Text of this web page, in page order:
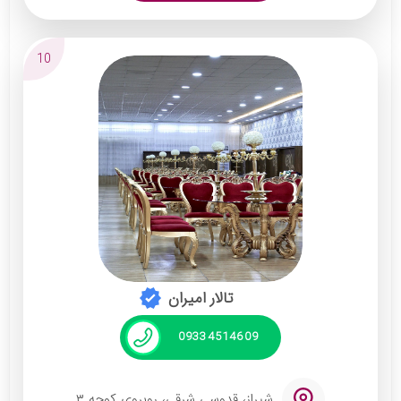
ترکیب خاص باغ تابستانه + تالار زمستانه (انتخاب
شما همیشه بدون محدودیت)
تنها تک باغ داخل شهر شيراز (بدون شلوغى و تداخل
موزيک و مزاحمت باغ هاى ديگه)
فاصله نزدیک به شهر و دسترسی آسان برای مهمان و
عروس داماد
ژنراتور صنعتی
ظرفیت تالار : ۳۰ نفر تا ۱۰۰۰ نفر
نام مدیر و مالک :آقای عبدالهی
10
تالار امیران
09334514609